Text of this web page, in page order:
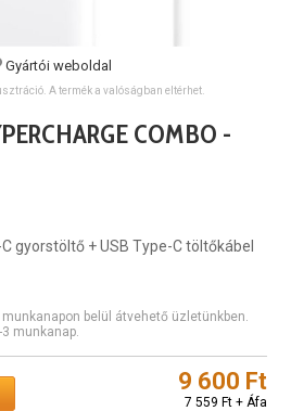
Gyártói weboldal
A termék a valóságban eltérhet.
COMBO -
gyorstöltő + USB Type-C töltőkábel
belül átvehető üzletünkben.
munkanap.
9 600 Ft
7 559 Ft + Áfa